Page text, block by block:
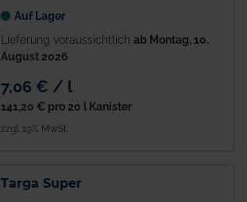
Auf Lager
Lieferung voraussichtlich ab Montag, 10.
August 2026
7,06 € / l
141,20 € pro 20 l Kanister
zzgl. 19% MwSt.
Targa Super